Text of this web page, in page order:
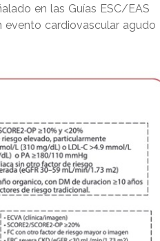
en las Guías ESC/EAS
evento cardiovascular agudo